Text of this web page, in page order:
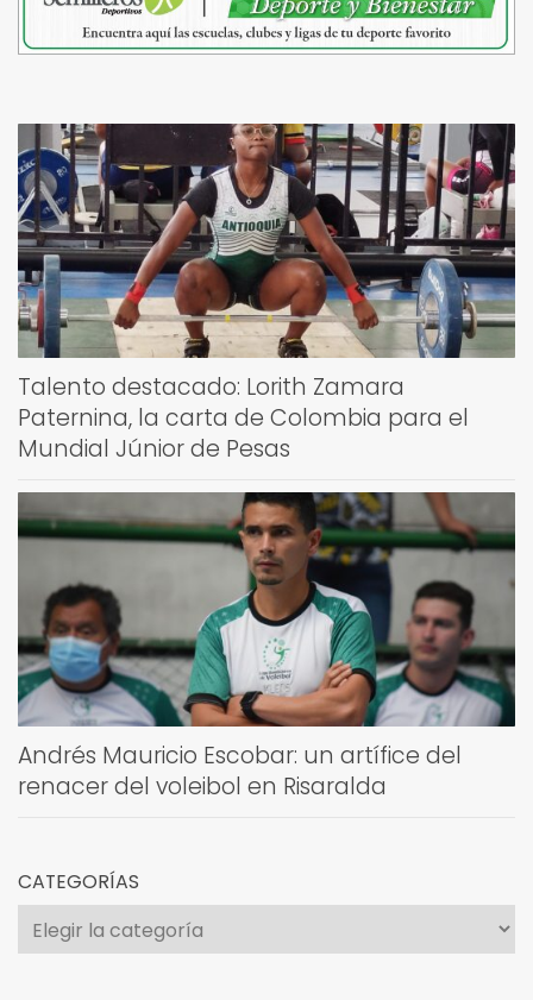
Talento destacado: Lorith Zamara
Paternina, la carta de Colombia para el
Mundial Júnior de Pesas
Andrés Mauricio Escobar: un artífice del
renacer del voleibol en Risaralda
CATEGORÍAS
Categorías